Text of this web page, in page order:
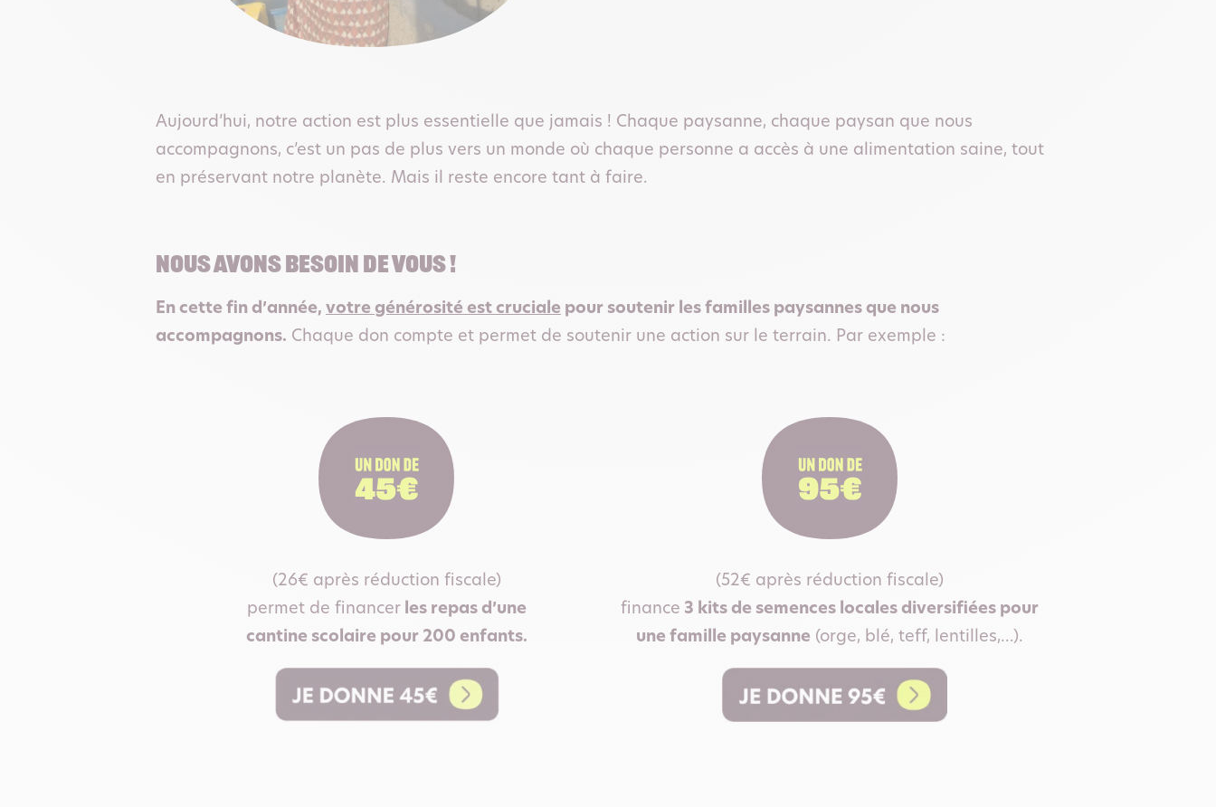
Aujourd’hui, notre action est plus essentielle que jamais ! Chaque paysanne, chaque paysan que nous
accompagnons, c’est un pas de plus vers un monde où chaque personne a accès à une alimentation saine, tout
en préservant notre planète. Mais il reste encore tant à faire.
NOUS AVONS BESOIN DE VOUS !
En cette fin d’année, votre générosité est cruciale pour soutenir les familles paysannes que nous
accompagnons. Chaque don compte et permet de soutenir une action sur le terrain. Par exemple :
(26€ après réduction fiscale)
permet de financerles repas d’une
cantine scolaire pour 200 enfants.
(52€ après réduction fiscale)
finance 3 kits de semences locales diversifiées pour
une famille paysanne (orge, blé, teff, lentilles,…).